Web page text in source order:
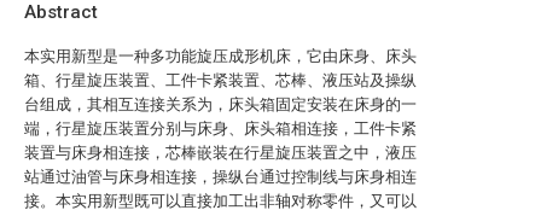
Abstract
本实用新型是一种多功能旋压成形机床，它由床身、床头
箱、行星旋压装置、工件卡紧装置、芯棒、液压站及操纵
台组成，其相互连接关系为，床头箱固定安装在床身的一
端，行星旋压装置分别与床身、床头箱相连接，工件卡紧
装置与床身相连接，芯棒嵌装在行星旋压装置之中，液压
站通过油管与床身相连接，操纵台通过控制线与床身相连
接。本实用新型既可以直接加工出非轴对称零件，又可以